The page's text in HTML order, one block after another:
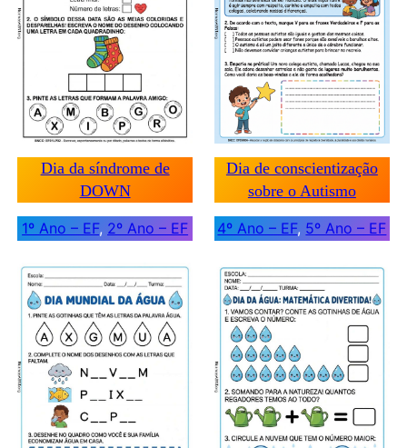
Dia da síndrome de
DOWN
1º Ano – EF, 2º Ano – EF
Dia de conscientização
sobre o Autismo
4º Ano – EF, 5º Ano – EF